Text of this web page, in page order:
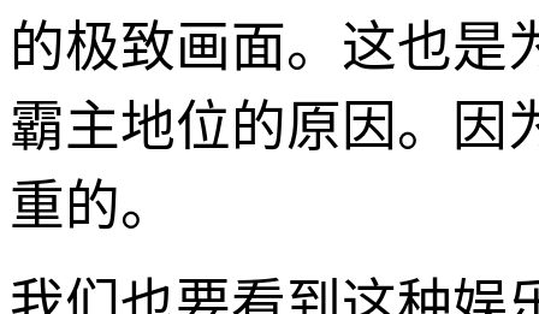
的极致画面。这也是
霸主地位的原因。因
重的。